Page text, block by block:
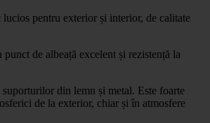
pentru exterior și interior, de calitate
de albeață excelent și rezistență la
suporturilor din lemn și metal. Este foarte
de la exterior, chiar și în atmosfere